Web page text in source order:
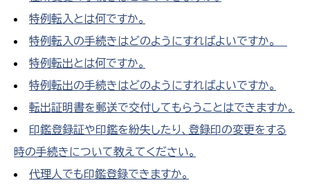
特例転入とは何ですか。
特例転入の手続きはどのようにすればよいですか。
特例転出とは何ですか。
特例転出の手続きはどのようにすればよいですか。
転出証明書を郵送で交付してもらうことはできますか。
印鑑登録証や印鑑を紛失したり、登録印の変更をする
時の手続きについて教えてください。
代理人でも印鑑登録できますか。